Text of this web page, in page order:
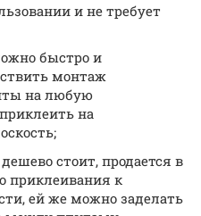
и не требует
быстро и
монтаж
на любую
на
стоит, продается в
приклеивания к
ей же можно заделать